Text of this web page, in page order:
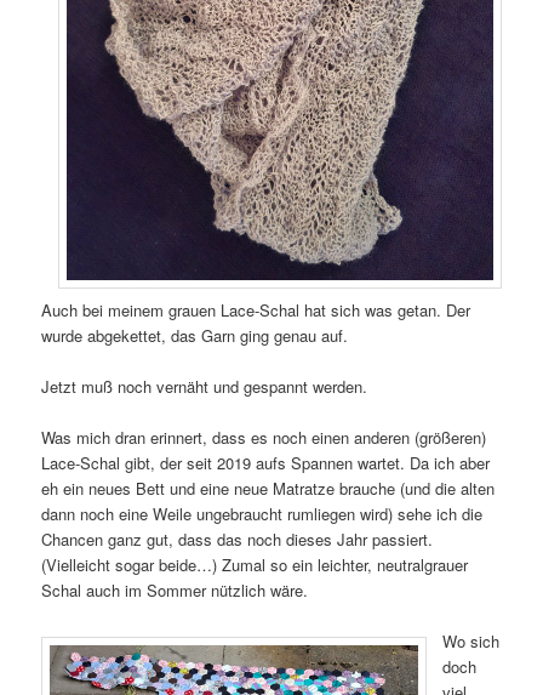
Auch bei meinem grauen Lace-Schal hat sich was getan. Der
wurde abgekettet, das Garn ging genau auf.
Jetzt muß noch vernäht und gespannt werden.
Was mich dran erinnert, dass es noch einen anderen (größeren)
Lace-Schal gibt, der seit 2019 aufs Spannen wartet. Da ich aber
eh ein neues Bett und eine neue Matratze brauche (und die alten
dann noch eine Weile ungebraucht rumliegen wird) sehe ich die
Chancen ganz gut, dass das noch dieses Jahr passiert.
(Vielleicht sogar beide…) Zumal so ein leichter, neutralgrauer
Schal auch im Sommer nützlich wäre.
Wo sich
doch